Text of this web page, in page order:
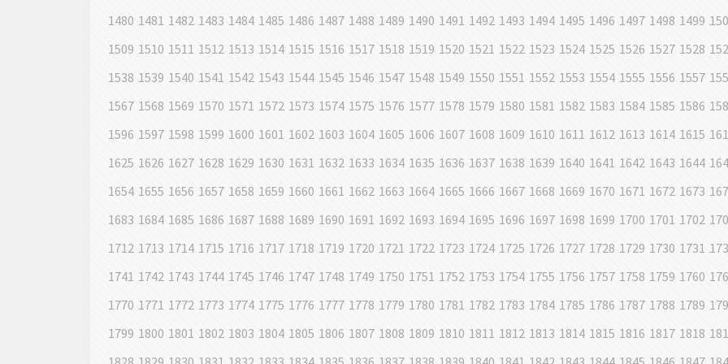
1480 1481 1482 1483 1484 1485 1486 1487 1488 1489 1490 1491 1492 1493 1494 1495 1496 1497 1498 1499
1509 1510 1511 1512 1513 1514 1515 1516 1517 1518 1519 1520 1521 1522 1523 1524 1525 1526 1527 1528
1538 1539 1540 1541 1542 1543 1544 1545 1546 1547 1548 1549 1550 1551 1552 1553 1554 1555 1556 1557
1567 1568 1569 1570 1571 1572 1573 1574 1575 1576 1577 1578 1579 1580 1581 1582 1583 1584 1585 1586
1596 1597 1598 1599 1600 1601 1602 1603 1604 1605 1606 1607 1608 1609 1610 1611 1612 1613 1614 1615
1625 1626 1627 1628 1629 1630 1631 1632 1633 1634 1635 1636 1637 1638 1639 1640 1641 1642 1643 1644
1654 1655 1656 1657 1658 1659 1660 1661 1662 1663 1664 1665 1666 1667 1668 1669 1670 1671 1672 1673
1683 1684 1685 1686 1687 1688 1689 1690 1691 1692 1693 1694 1695 1696 1697 1698 1699 1700 1701 1702
1712 1713 1714 1715 1716 1717 1718 1719 1720 1721 1722 1723 1724 1725 1726 1727 1728 1729 1730 1731
1741 1742 1743 1744 1745 1746 1747 1748 1749 1750 1751 1752 1753 1754 1755 1756 1757 1758 1759 1760
1770 1771 1772 1773 1774 1775 1776 1777 1778 1779 1780 1781 1782 1783 1784 1785 1786 1787 1788 1789
1799 1800 1801 1802 1803 1804 1805 1806 1807 1808 1809 1810 1811 1812 1813 1814 1815 1816 1817 1818